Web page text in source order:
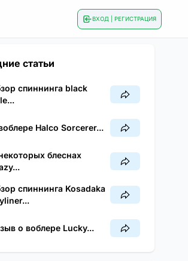
ВХОД | РЕГИСТРАЦИЯ
статьи
спиннинга black
Halco Sorcerer...
блеснах
спиннинга Kosadaka
о воблере Lucky...